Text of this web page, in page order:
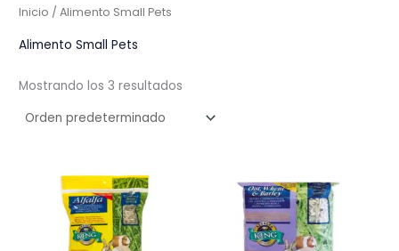
Inicio / Alimento Small Pets
Alimento Small Pets
Mostrando los 3 resultados